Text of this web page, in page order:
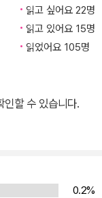
일로 우리를 압도한
리 문화유산을 보는
계획도 남다르다. 중
를 찾는 답사도 계
의 길, 대한민국 임
수 없다. 돈황·실크
력이 나타나고 있
읽고 싶어요 22명
읽고 있어요 15명
읽었어요 105명
인할 수 있습니다.
0.2%